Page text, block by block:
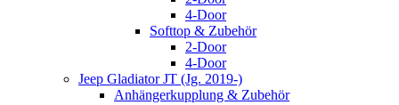
4-Door
Softtop & Zubehör
2-Door
4-Door
Jeep Gladiator JT (Jg. 2019-)
Anhängerkupplung & Zubehör